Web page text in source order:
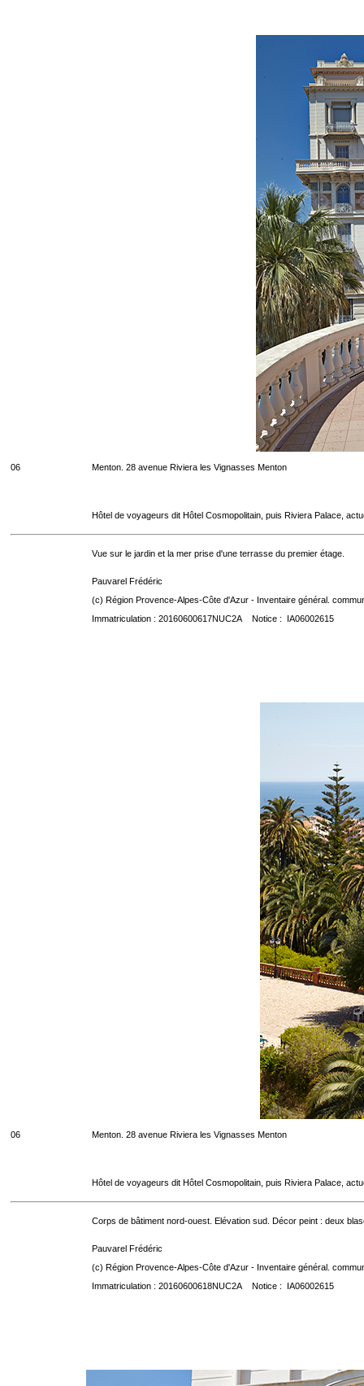
06 Menton. 28 avenue Riviera les Vignasses Menton
Hôtel de voyageurs dit Hôtel Cosmopolitain, puis Riviera Palace,
Vue sur le jardin et la mer prise d'une terrasse du premier étage.
Pauvarel Frédéric
(c) Région Provence-Alpes-Côte d'Azur - Inventaire général.
Immatriculation : 20160600617NUC2A Notice : IA06002615
06 Menton. 28 avenue Riviera les Vignasses Menton
Hôtel de voyageurs dit Hôtel Cosmopolitain, puis Riviera Palace,
Corps de bâtiment nord-ouest. Elévation sud. Décor peint : deux
Pauvarel Frédéric
(c) Région Provence-Alpes-Côte d'Azur - Inventaire général.
Immatriculation : 20160600618NUC2A Notice : IA06002615